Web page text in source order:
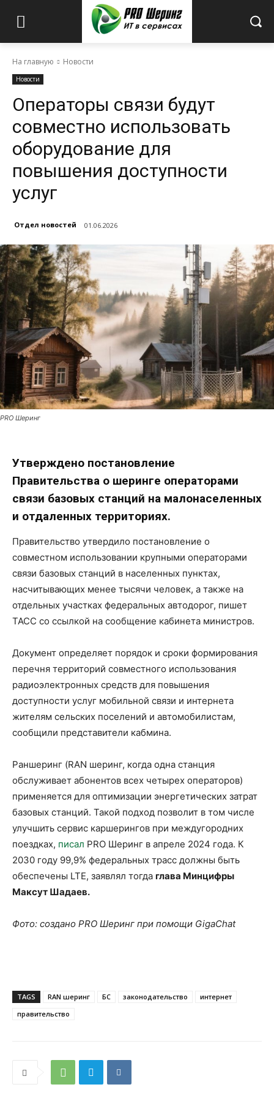
На главную Новости
Новости
Операторы связи будут
совместно использовать
оборудование для
повышения доступности
услуг
Отдел новостей 01.06.2026
PRO Шеринг
Утверждено постановление
Правительства о шеринге операторами
связи базовых станций на малонаселенных
и отдаленных территориях.
Правительство утвердило постановление о
совместном использовании крупными операторами
связи базовых станций в населенных пунктах,
насчитывающих менее тысячи человек, а также на
отдельных участках федеральных автодорог, пишет
ТАСС со ссылкой на сообщение кабинета министров.
Документ определяет порядок и сроки формирования
перечня территорий совместного использования
радиоэлектронных средств для повышения
доступности услуг мобильной связи и интернета
жителям сельских поселений и автомобилистам,
сообщили представители кабмина.
Раншеринг (RAN шеринг, когда одна станция
обслуживает абонентов всех четырех операторов)
применяется для оптимизации энергетических затрат
базовых станций. Такой подход позволит в том числе
улучшить сервис каршерингов при междугородних
поездках, писал PRO Шеринг в апреле 2024 года. К
2030 году 99,9% федеральных трасс должны быть
обеспечены LTE, заявлял тогда глава Минцифры
Максут Шадаев.
Фото: создано PRO Шеринг при помощи GigaChat
TAGS RAN шеринг БС законодательство
интернет
правительство